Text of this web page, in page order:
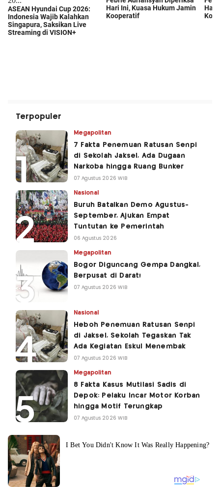
Terpopuler
Megapolitan
7 Fakta Penemuan Ratusan Senpi
di Sekolah Jaksel, Ada Dugaan
Narkoba hingga Ruang Bunker
07 Agustus 2026 WIB
Nasional
Buruh Batalkan Demo Agustus-
September, Ajukan Empat
Tuntutan ke Pemerintah
06 Agustus 2026
Megapolitan
Bogor Diguncang Gempa Dangkal,
Berpusat di Darat!
07 Agustus 2026 WIB
Nasional
Heboh Penemuan Ratusan Senpi
di Jaksel, Sekolah Tegaskan Tak
Ada Kegiatan Eskul Menembak
07 Agustus 2026 WIB
Megapolitan
8 Fakta Kasus Mutilasi Sadis di
Depok: Pelaku Incar Motor Korban
hingga Motif Terungkap
07 Agustus 2026 WIB